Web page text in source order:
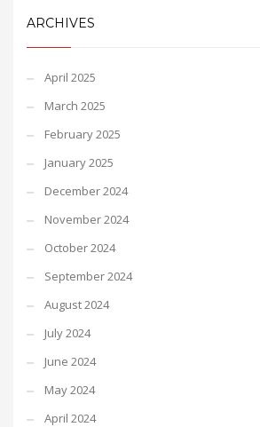
ARCHIVES
April 2025
March 2025
February 2025
January 2025
December 2024
November 2024
October 2024
September 2024
August 2024
July 2024
June 2024
May 2024
April 2024